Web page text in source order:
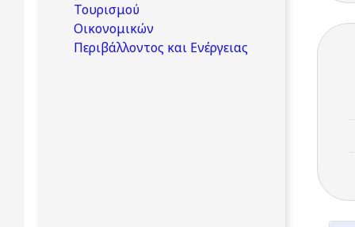
Τουρισμού
Οικονομικών
Περιβάλλοντος και Ενέργειας